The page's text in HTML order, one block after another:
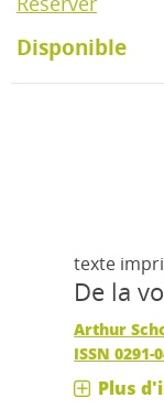
Disponible
texte
De la
Arthur
ISSN 0291-
Plus